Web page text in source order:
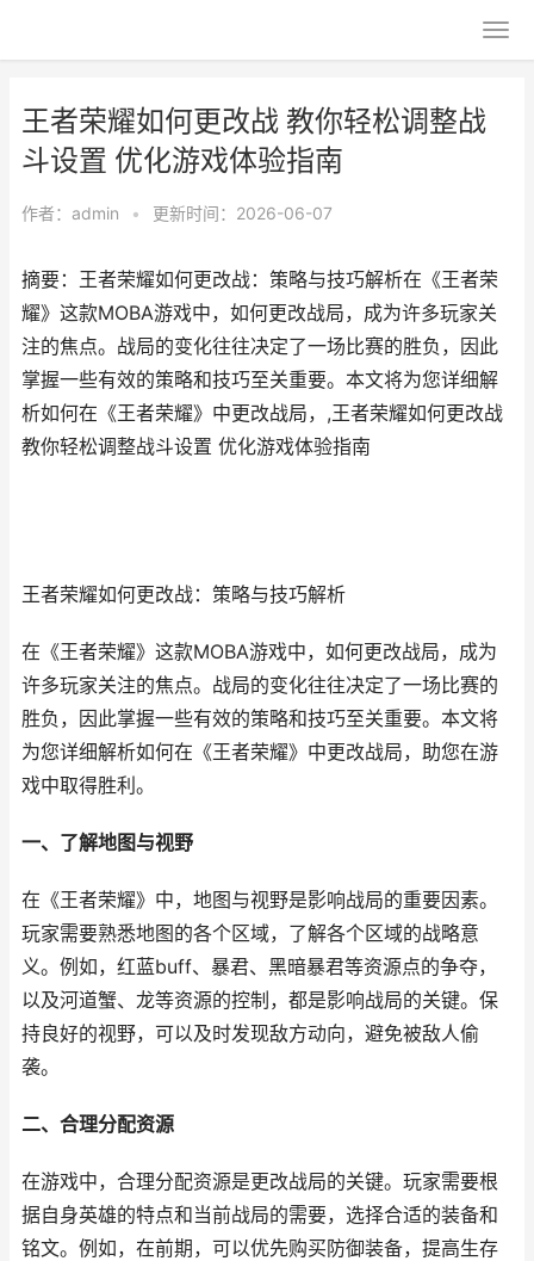
王者荣耀如何更改战 教你轻松调整战
斗设置 优化游戏体验指南
作者： admin • 更新时间：2026-06-07
摘要：王者荣耀如何更改战：策略与技巧解析在《王者荣
耀》这款MOBA游戏中，如何更改战局，成为许多玩家关
注的焦点。战局的变化往往决定了一场比赛的胜负，因此
掌握一些有效的策略和技巧至关重要。本文将为您详细解
析如何在《王者荣耀》中更改战局，,王者荣耀如何更改战
教你轻松调整战斗设置 优化游戏体验指南
王者荣耀如何更改战：策略与技巧解析
在《王者荣耀》这款MOBA游戏中，如何更改战局，成为
许多玩家关注的焦点。战局的变化往往决定了一场比赛的
胜负，因此掌握一些有效的策略和技巧至关重要。本文将
为您详细解析如何在《王者荣耀》中更改战局，助您在游
戏中取得胜利。
一、了解地图与视野
在《王者荣耀》中，地图与视野是影响战局的重要因素。
玩家需要熟悉地图的各个区域，了解各个区域的战略意
义。例如，红蓝buff、暴君、黑暗暴君等资源点的争夺，
以及河道蟹、龙等资源的控制，都是影响战局的关键。保
持良好的视野，可以及时发现敌方动向，避免被敌人偷
袭。
二、合理分配资源
在游戏中，合理分配资源是更改战局的关键。玩家需要根
据自身英雄的特点和当前战局的需要，选择合适的装备和
铭文。例如，在前期，可以优先购买防御装备，提高生存